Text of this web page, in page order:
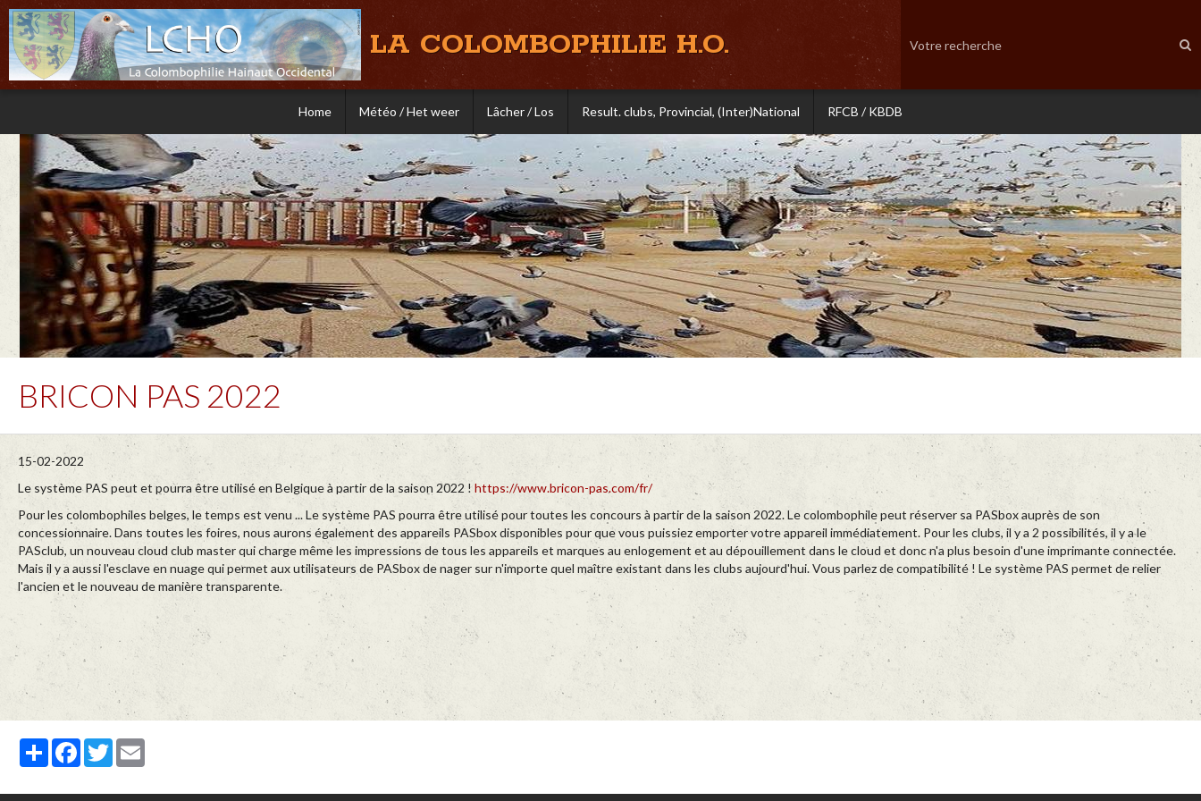
LA COLOMBOPHILIE H.O.
Home Météo / Het weer Lâcher / Los Result. clubs, Provincial, (Inter)National RFCB / KBDB
BRICON PAS 2022
15-02-2022
Le système PAS peut et pourra être utilisé en Belgique à partir de la saison 2022 !https://www.bricon-pas.com/fr/
Pour les colombophiles belges, le temps est venu ... Le système PAS pourra être utilisé pour toutes les concours à partir de la saison 2022. Le colombophile peut réserver sa PASbox auprès de son
concessionnaire. Dans toutes les foires, nous aurons également des appareils PASbox disponibles pour que vous puissiez emporter votre appareil immédiatement. Pour les clubs, il y a 2 possibilités, il y a le
PASclub, un nouveau cloud club master qui charge même les impressions de tous les appareils et marques au enlogement et au dépouillement dans le cloud et donc n'a plus besoin d'une imprimante connectée.
Mais il y a aussi l'esclave en nuage qui permet aux utilisateurs de PASbox de nager sur n'importe quel maître existant dans les clubs aujourd'hui. Vous parlez de compatibilité ! Le système PAS permet de relier
l'ancien et le nouveau de manière transparente.
PartagerFacebook
Twitter